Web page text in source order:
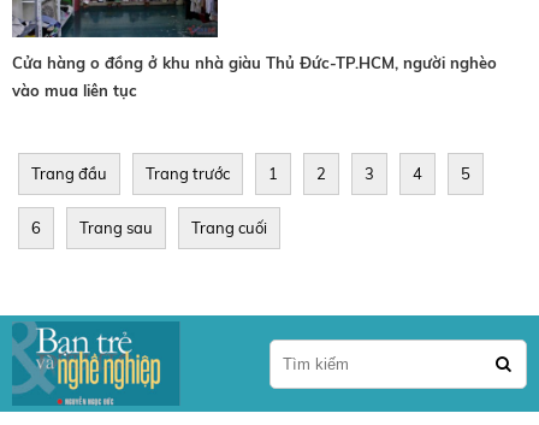
Cửa hàng o đồng ở khu nhà giàu Thủ Đức-TP.HCM, người nghèo
vào mua liên tục
Trang đầu Trang trước 1 2 3 4 5
6 Trang sau Trang cuối